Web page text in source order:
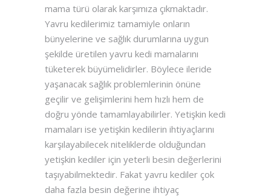
mama türü olarak karşımıza çıkmaktadır.
Yavru kedilerimiz tamamiyle onların
bünyelerine ve sağlık durumlarına uygun
şekilde üretilen yavru kedi mamalarını
tüketerek büyümelidirler. Böylece ileride
yaşanacak sağlık problemlerinin önüne
geçilir ve gelişimlerini hem hızlı hem de
doğru yönde tamamlayabilirler. Yetişkin kedi
mamaları ise yetişkin kedilerin ihtiyaçlarını
karşılayabilecek niteliklerde olduğundan
yetişkin kediler için yeterli besin değerlerini
taşıyabilmektedir. Fakat yavru kediler çok
daha fazla besin değerine ihtiyaç